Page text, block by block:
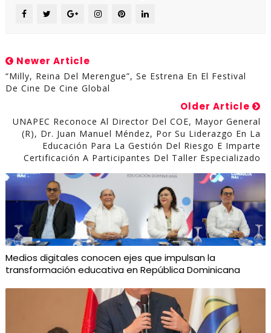
Newer Article
“Milly, Reina Del Merengue”, Se Estrena En El Festival
De Cine De Cine Global
Older Article
UNAPEC Reconoce Al Director Del COE, Mayor General
(R), Dr. Juan Manuel Méndez, Por Su Liderazgo En La
Educación Para La Gestión Del Riesgo E Imparte
Certificación A Participantes Del Taller Especializado
Medios digitales conocen ejes que impulsan la
transformación educativa en República Dominicana